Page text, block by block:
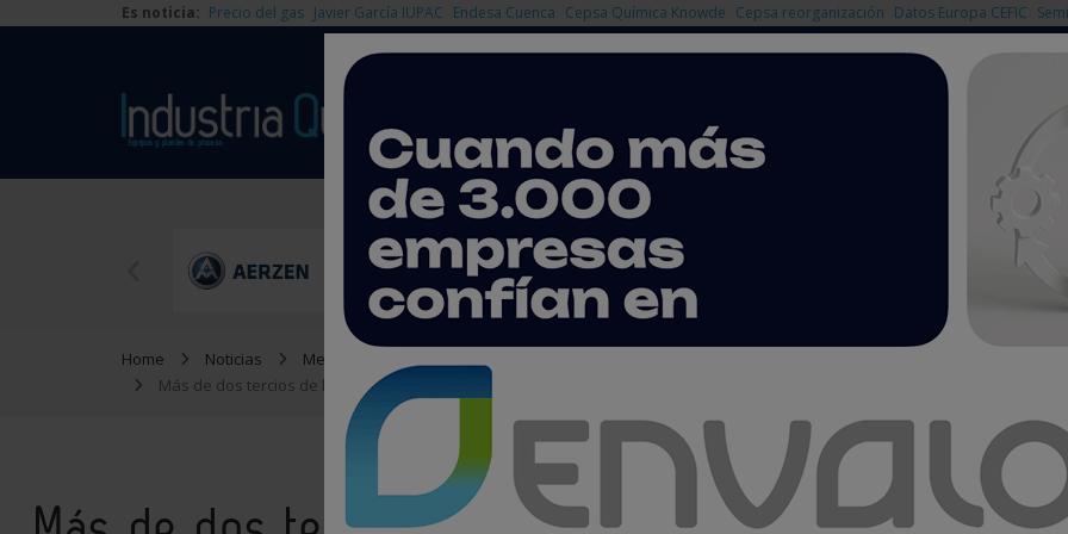
Es noticia: Precio del gas Javier García IUPAC Endesa Cuenca Cepsa Química Knowde Cepsa reorganización Datos Europa CEFIC
Home Noticias
Medioambiente
Más de dos tercios de la población española quiere que la gran industria pague por sus emisiones de CO2